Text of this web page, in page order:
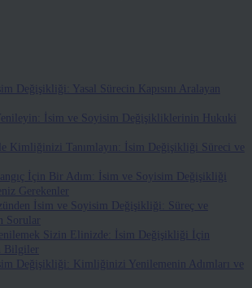
Değişikliği: Yasal Sürecin Kapısını Aralayan
İsim ve Soyisim Değişikliklerinin Hukuki
Kimliğinizi Tanımlayın: İsim Değişikliği Süreci ve
İçin Bir Adım: İsim ve Soyisim Değişikliği
Gerekenler
İsim ve Soyisim Değişikliği: Süreç ve
Sorular
Sizin Elinizde: İsim Değişikliği İçin
Bilgiler
Değişikliği: Kimliğinizi Yenilemenin Adımları ve